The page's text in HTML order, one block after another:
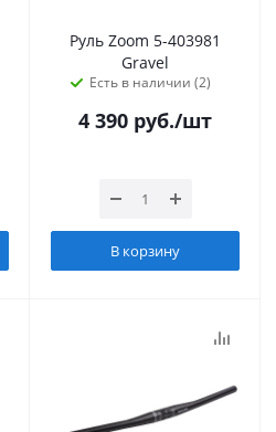
Руль Zoom 5-403981
Gravel
Есть в наличии (2)
4 390 руб./шт
В корзину